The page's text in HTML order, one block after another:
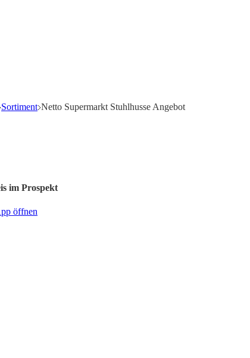
Sortiment Netto Supermarkt Stuhlhusse Angebot
im Prospekt
öffnen